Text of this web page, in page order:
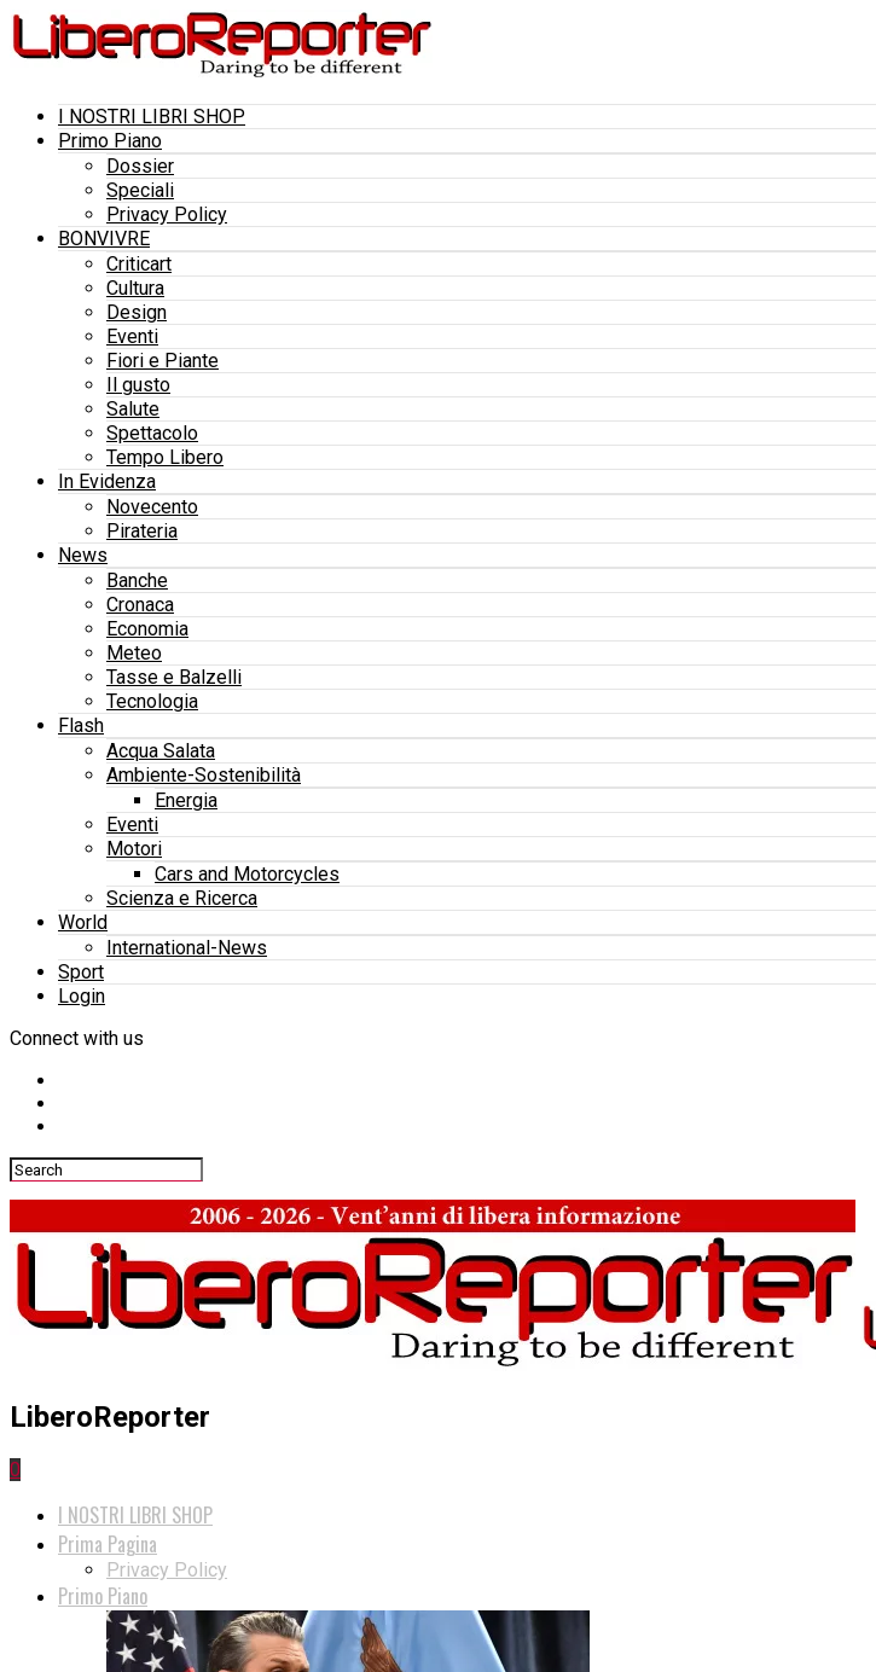
I NOSTRI LIBRI SHOP
Primo Piano
Dossier
Speciali
Privacy Policy
BONVIVRE
Criticart
Cultura
Design
Eventi
Fiori e Piante
Il gusto
Salute
Spettacolo
Tempo Libero
In Evidenza
Novecento
Pirateria
News
Banche
Cronaca
Economia
Meteo
Tasse e Balzelli
Tecnologia
Flash
Acqua Salata
Ambiente-Sostenibilità
Energia
Eventi
Motori
Cars and Motorcycles
Scienza e Ricerca
World
International-News
Sport
Login
Connect with us
LiberoReporter
0
I NOSTRI LIBRI SHOP
Prima Pagina
Privacy Policy
Primo Piano